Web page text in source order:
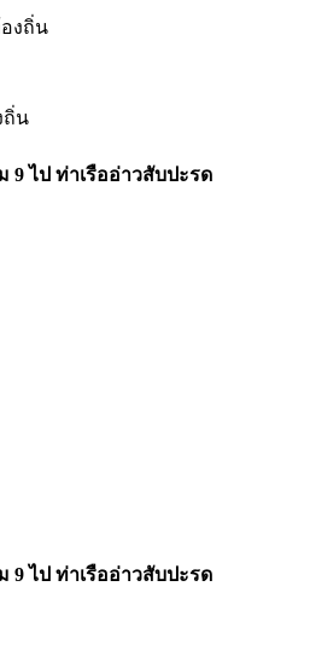
งถิ่น
ถิ่น
9​ไป ท่าเรืออ่าวสับปะรด
9​ไป ท่าเรืออ่าวสับปะรด